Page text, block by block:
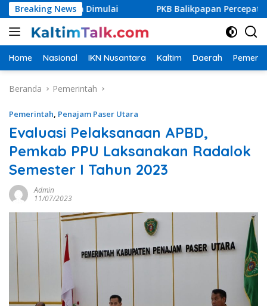
Langsung
ke
konten
Breaking News
Dimulai PKB Balikpapan Percepat
Home Nasional IKN Nusantara Kaltim Daerah
Beranda Pemerintah
Pemerintah, Penajam Paser Utara
Evaluasi Pelaksanaan APBD,
Pemkab PPU Laksanakan Radalok
Semester I Tahun 2023
Admin
11/07/2023